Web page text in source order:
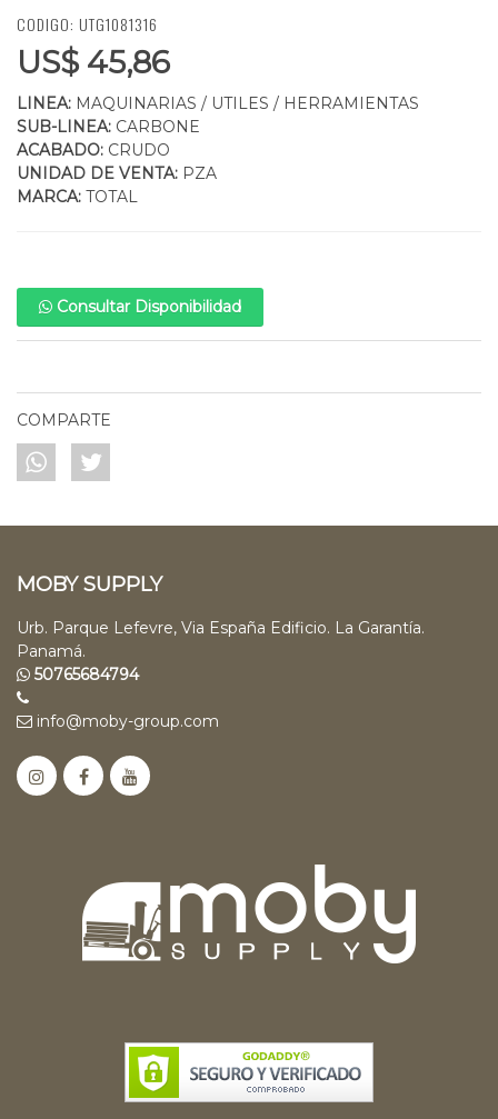
CODIGO: UTG1081316
US$ 45,86
LINEA: MAQUINARIAS / UTILES / HERRAMIENTAS
SUB-LINEA: CARBONE
ACABADO: CRUDO
UNIDAD DE VENTA: PZA
MARCA: TOTAL
Consultar Disponibilidad
COMPARTE
MOBY SUPPLY
Urb. Parque Lefevre, Via España Edificio. La Garantía.
Panamá.
50765684794
info@moby-group.com